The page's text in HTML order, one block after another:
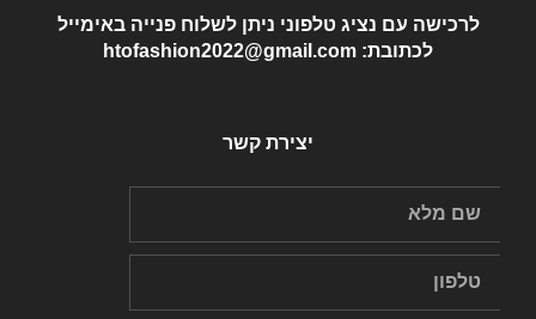
לרכישה עם נציג טלפוני ניתן לשלוח פנייה באימייל
לכתובת: htofashion2022@gmail.com
יצירת קשר